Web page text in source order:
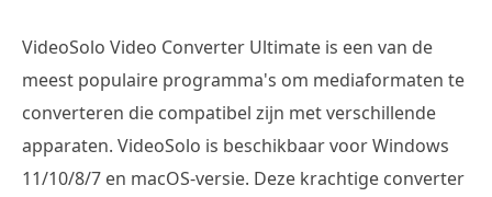
VideoSolo Video Converter Ultimate is een van de
meest populaire programma's om mediaformaten te
converteren die compatibel zijn met verschillende
apparaten. VideoSolo is beschikbaar voor Windows
11/10/8/7 en macOS-versie. Deze krachtige converter